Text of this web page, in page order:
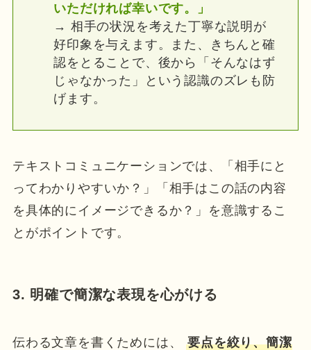
いただければ幸いです。」
→ 相手の状況を考えた丁寧な説明が
好印象を与えます。また、きちんと確
認をとることで、後から「そんなはず
じゃなかった」という認識のズレも防
げます。
テキストコミュニケーションでは、「相手にと
ってわかりやすいか？」「相手はこの話の内容
を具体的にイメージできるか？」を意識するこ
とがポイントです。
3. 明確で簡潔な表現を心がける
伝わる文章を書くためには、要点を絞り、簡潔